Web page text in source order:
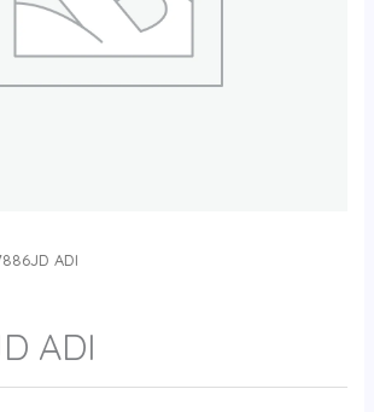
ADI
ADI